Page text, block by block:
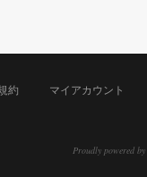
約 マイアカウント
Proudly powered